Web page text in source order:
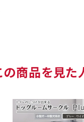
の商品を見た